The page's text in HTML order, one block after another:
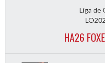
Liga de
HA26